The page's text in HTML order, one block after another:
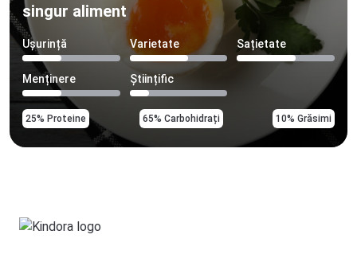
singur aliment
Ușurință Varietate Sațietate
Menținere Științific
25% Proteine 65% Carbohidrați 10% Grăsimi